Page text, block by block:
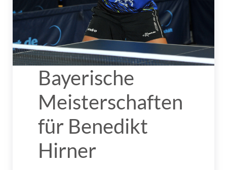
Bayerische
Meisterschaften
für Benedikt
Hirner